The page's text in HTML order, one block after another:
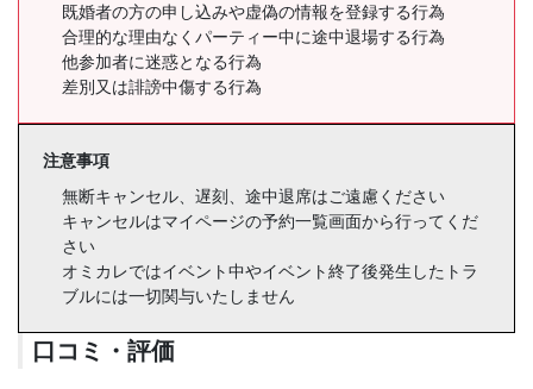
既婚者の方の申し込みや虚偽の情報を登録する行為
合理的な理由なくパーティー中に途中退場する行為
他参加者に迷惑となる行為
差別又は誹謗中傷する行為
注意事項
無断キャンセル、遅刻、途中退席はご遠慮ください
キャンセルはマイページの予約一覧画面から行ってくだ
さい
オミカレではイベント中やイベント終了後発生したトラ
ブルには一切関与いたしません
口コミ・評価